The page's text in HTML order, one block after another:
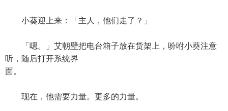
小葵迎上来：「主人，他们走了？」
「嗯。」艾朝壁把电台箱子放在货架上，吩咐小葵注意
听，随后打开系统界
面。
现在，他需要力量。更多的力量。